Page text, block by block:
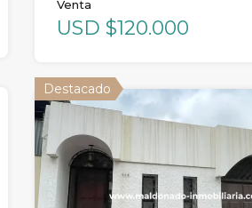
Venta
USD $120.000
Destacado